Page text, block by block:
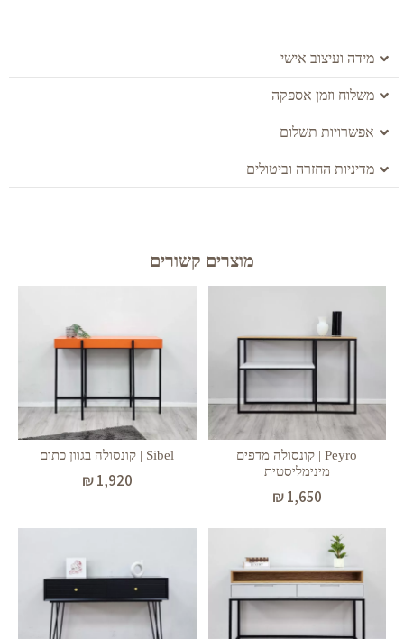
מידה ועיצוב אישי
משלוח וזמן אספקה
אפשרויות תשלום
מדיניות החזרה וביטולים
מוצרים קשורים
Peyro | קונסולה מדפים
מינימליסטית
₪1,650
Sibel | קונסולה בגוון כתום
₪1,920